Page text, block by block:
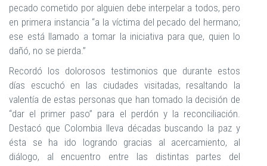
pecado cometido por alguien debe interpelar a todos, pero
en primera instancia “a la víctima del pecado del hermano;
ese está llamado a tomar la iniciativa para que, quien lo
dañó, no se pierda.”
Recordó los dolorosos testimonios que durante estos
días escuchó en las ciudades visitadas, resaltando la
valentía de estas personas que han tomado la decisión de
“dar el primer paso” para el perdón y la reconciliación.
Destacó que Colombia lleva décadas buscando la paz y
ésta se ha ido logrando gracias al acercamiento, al
diálogo, al encuentro entre las distintas partes del